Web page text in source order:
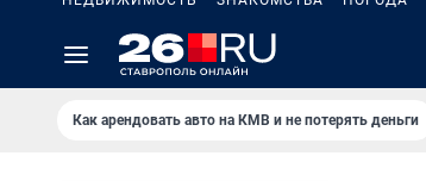
Как арендовать авто на КМВ и не потерять деньги